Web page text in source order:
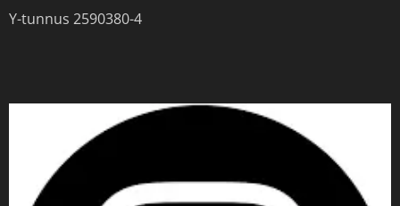
Y-tunnus 2590380-4